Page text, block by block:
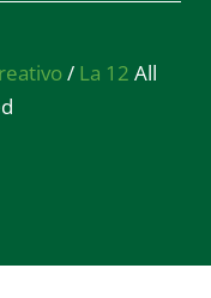
/ La 12 All